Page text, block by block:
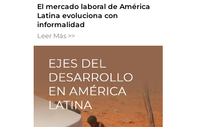
El mercado laboral de América
Latina evoluciona con
informalidad
Leer Más >>